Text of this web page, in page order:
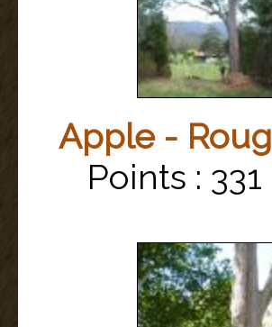
Apple -
Points :